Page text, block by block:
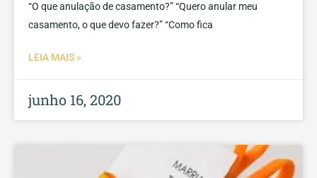
“O que anulação de casamento?” “Quero anular meu
casamento, o que devo fazer?” “Como fica
LEIA MAIS »
junho 16, 2020